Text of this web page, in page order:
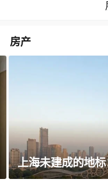
房产
飘窗竟然能变身